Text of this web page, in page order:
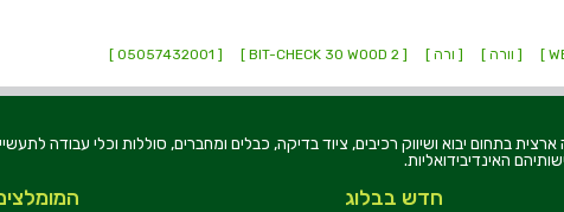
[ וורה ] [ ורה ] [ BIT-CHECK 30 WOOD 2 ]
[ 05057432001 ]
בע"מ, הוקמה בשנת 1979, הינה מובילה ארצית בתחום יבוא ושיווק רכיבים, ציוד בדיקה, כבלים ומחברים, סוללות וכלי
האינדיבידואליות.
חדש בבלוג